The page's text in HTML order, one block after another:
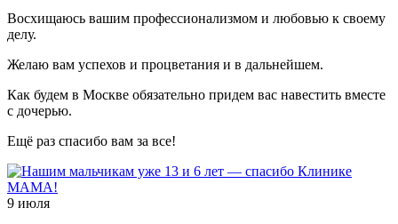
Восхищаюсь вашим профессионализмом и любовью к своему
делу.
Желаю вам успехов и процветания и в дальнейшем.
Как будем в Москве обязательно придем вас навестить вместе
с дочерью.
Ещё раз спасибо вам за все!
9 июля